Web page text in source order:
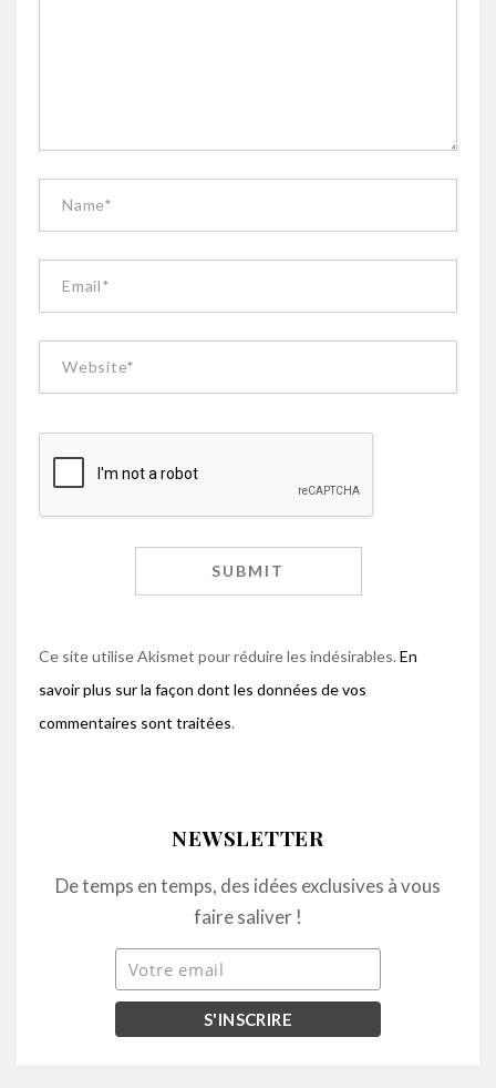
Ce site utilise Akismet pour réduire les indésirables. En
savoir plus sur la façon dont les données de vos
commentaires sont traitées.
NEWSLETTER
De temps en temps, des idées exclusives à vous
faire saliver !